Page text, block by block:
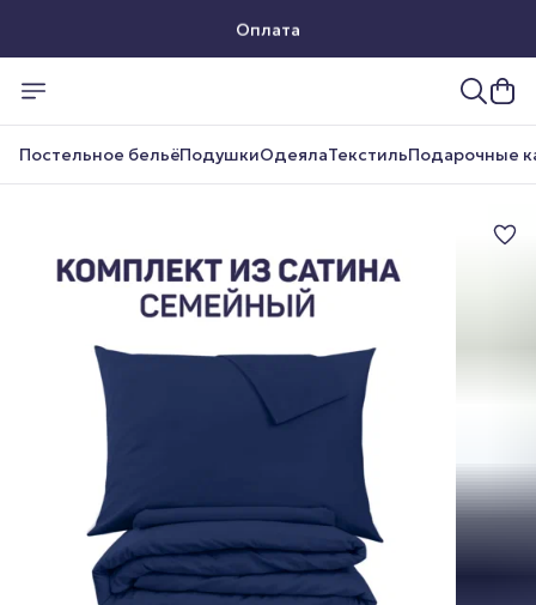
Оплата
Постельное бельёПодушкиОдеялаТекстильПодарочные